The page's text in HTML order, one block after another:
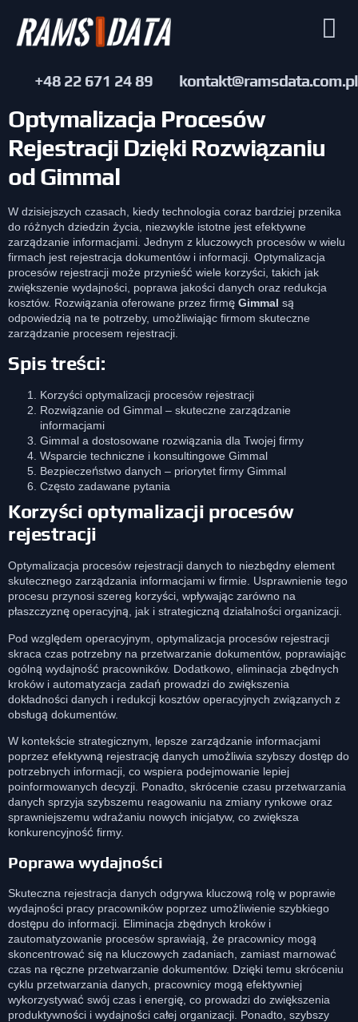
+48 22 671 24 89 kontakt@ramsdata.com.pl
Optymalizacja Procesów
Rejestracji Dzięki Rozwiązaniu
od Gimmal
W dzisiejszych czasach, kiedy technologia coraz bardziej przenika
do różnych dziedzin życia, niezwykle istotne jest efektywne
zarządzanie informacjami. Jednym z kluczowych procesów w wielu
firmach jest rejestracja dokumentów i informacji. Optymalizacja
procesów rejestracji może przynieść wiele korzyści, takich jak
zwiększenie wydajności, poprawa jakości danych oraz redukcja
kosztów. Rozwiązania oferowane przez firmę Gimmal są
odpowiedzią na te potrzeby, umożliwiając firmom skuteczne
zarządzanie procesem rejestracji.
Spis treści:
Korzyści optymalizacji procesów rejestracji
Rozwiązanie od Gimmal – skuteczne zarządzanie
informacjami
Gimmal a dostosowane rozwiązania dla Twojej firmy
Wsparcie techniczne i konsultingowe Gimmal
Bezpieczeństwo danych – priorytet firmy Gimmal
Często zadawane pytania
Korzyści optymalizacji procesów
rejestracji
Optymalizacja procesów rejestracji danych to niezbędny element
skutecznego zarządzania informacjami w firmie. Usprawnienie tego
procesu przynosi szereg korzyści, wpływając zarówno na
płaszczyznę operacyjną, jak i strategiczną działalności organizacji.
Pod względem operacyjnym, optymalizacja procesów rejestracji
skraca czas potrzebny na przetwarzanie dokumentów, poprawiając
ogólną wydajność pracowników. Dodatkowo, eliminacja zbędnych
kroków i automatyzacja zadań prowadzi do zwiększenia
dokładności danych i redukcji kosztów operacyjnych związanych z
obsługą dokumentów.
W kontekście strategicznym, lepsze zarządzanie informacjami
poprzez efektywną rejestrację danych umożliwia szybszy dostęp do
potrzebnych informacji, co wspiera podejmowanie lepiej
poinformowanych decyzji. Ponadto, skrócenie czasu przetwarzania
danych sprzyja szybszemu reagowaniu na zmiany rynkowe oraz
sprawniejszemu wdrażaniu nowych inicjatyw, co zwiększa
konkurencyjność firmy.
Poprawa wydajności
Skuteczna rejestracja danych odgrywa kluczową rolę w poprawie
wydajności pracy pracowników poprzez umożliwienie szybkiego
dostępu do informacji. Eliminacja zbędnych kroków i
zautomatyzowanie procesów sprawiają, że pracownicy mogą
skoncentrować się na kluczowych zadaniach, zamiast marnować
czas na ręczne przetwarzanie dokumentów. Dzięki temu skróceniu
cyklu przetwarzania danych, pracownicy mogą efektywniej
wykorzystywać swój czas i energię, co prowadzi do zwiększenia
produktywności i wydajności całej organizacji. Ponadto, szybszy